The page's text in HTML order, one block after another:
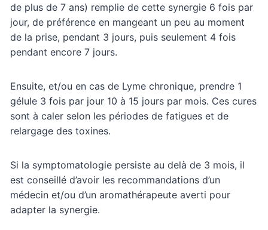
de plus de 7 ans) remplie de cette synergie 6 fois par
jour, de préférence en mangeant un peu au moment
de la prise, pendant 3 jours, puis seulement 4 fois
pendant encore 7 jours.
Ensuite, et/ou en cas de Lyme chronique, prendre 1
gélule 3 fois par jour 10 à 15 jours par mois. Ces cures
sont à caler selon les périodes de fatigues et de
relargage des toxines.
Si la symptomatologie persiste au delà de 3 mois, il
est conseillé d’avoir les recommandations d’un
médecin et/ou d’un aromathérapeute averti pour
adapter la synergie.